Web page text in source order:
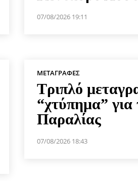
07/08/2026 19:11
ΜΕΤΑΓΡΑΦΈΣ
Τριπλό
“χτύπημα”
Παραλίας
07/08/2026 18:43